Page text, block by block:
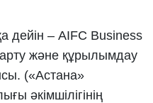
дейін – AIFC Business
және құрылымдау
(«Астана»
әкімшілігінің